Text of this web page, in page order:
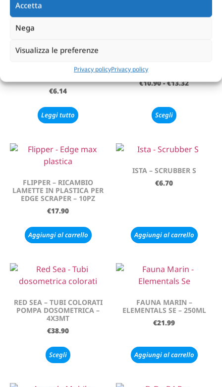
Accetta
Nega
Visualizza le preferenze
Privacy policyPrivacy policy
Aggiungi al carrello
HIKARI – MEDAKA NO-MAI
€6.14
Leggi tutto
EASYREEFS – DKI 0,6MM
€10.90 - €13.32
Scegli
FLIPPER – RICAMBIO
LAMETTE IN PLASTICA PER
EDGE SCRAPER – 10PZ
€17.90
Aggiungi al carrello
ISTA – SCRUBBER S
€6.70
Aggiungi al carrello
RED SEA – TUBI COLORATI
POMPA DOSOMETRICA –
4X3MT
€38.90
Scegli
FAUNA MARIN –
ELEMENTALS SE – 250ML
€21.99
Aggiungi al carrello